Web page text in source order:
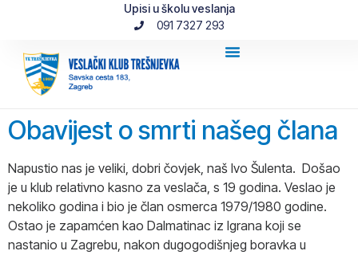
Upisi u školu veslanja
091 7327 293
Obavijest o smrti našeg člana
Napustio nas je veliki, dobri čovjek, naš Ivo Šulenta. Došao
je u klub relativno kasno za veslača, s 19 godina. Veslao je
nekoliko godina i bio je član osmerca 1979/1980 godine.
Ostao je zapamćen kao Dalmatinac iz Igrana koji se
nastanio u Zagrebu, nakon dugogodišnjeg boravka u